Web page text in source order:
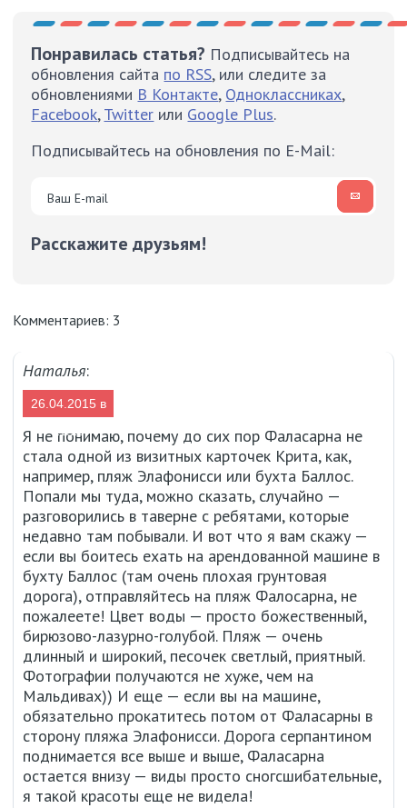
Понравилась статья? Подписывайтесь на
обновления сайта по RSS, или следите за
обновлениями В Контакте, Одноклассниках,
Facebook,Twitter или Google Plus.
Подписывайтесь на обновления по E-Mail:
Расскажите друзьям!
Комментариев: 3
Наталья:
26.04.2015 в
11:18
Я не понимаю, почему до сих пор Фаласарна не
стала одной из визитных карточек Крита, как,
например, пляж Элафонисси или бухта Баллос.
Попали мы туда, можно сказать, случайно —
разговорились в таверне с ребятами, которые
недавно там побывали. И вот что я вам скажу —
если вы боитесь ехать на арендованной машине в
бухту Баллос (там очень плохая грунтовая
дорога), отправляйтесь на пляж Фалосарна, не
пожалеете! Цвет воды — просто божественный,
бирюзово-лазурно-голубой. Пляж — очень
длинный и широкий, песочек светлый, приятный.
Фотографии получаются не хуже, чем на
Мальдивах)) И еще — если вы на машине,
обязательно прокатитесь потом от Фаласарны в
сторону пляжа Элафонисси. Дорога серпантином
поднимается все выше и выше, Фаласарна
остается внизу — виды просто сногсшибательные,
я такой красоты еще не видела!